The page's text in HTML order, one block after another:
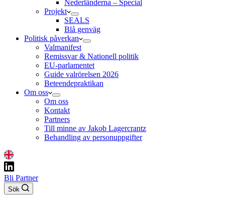
Nederländerna – Special
Projekt
SEALS
Blå genväg
Politisk påverkan
Valmanifest
Remissvar & Nationell politik
EU-parlamentet
Guide valrörelsen 2026
Beteendepraktikan
Om oss
Om oss
Kontakt
Partners
Till minne av Jakob Lagercrantz
Behandling av personuppgifter
Bli Partner
Sök